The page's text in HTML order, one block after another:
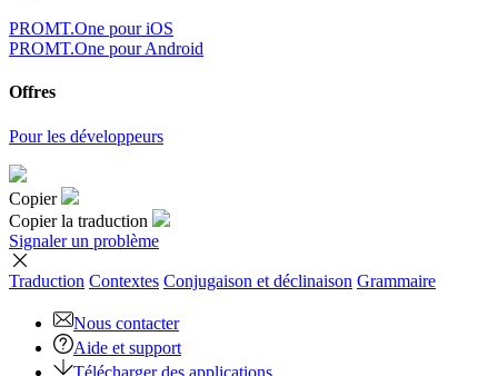
PROMT.One pour iOS
PROMT.One pour Android
Offres
Pour les développeurs
Copier
Copier la traduction
Signaler un problème
Traduction Contextes Conjugaison et déclinaison Grammaire
Nous contacter
Aide et support
Télécharger des applications